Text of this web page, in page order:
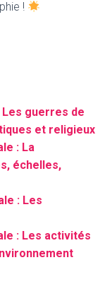
!
guerres de
et religieux
: La
échelles,
: Les
: Les activités